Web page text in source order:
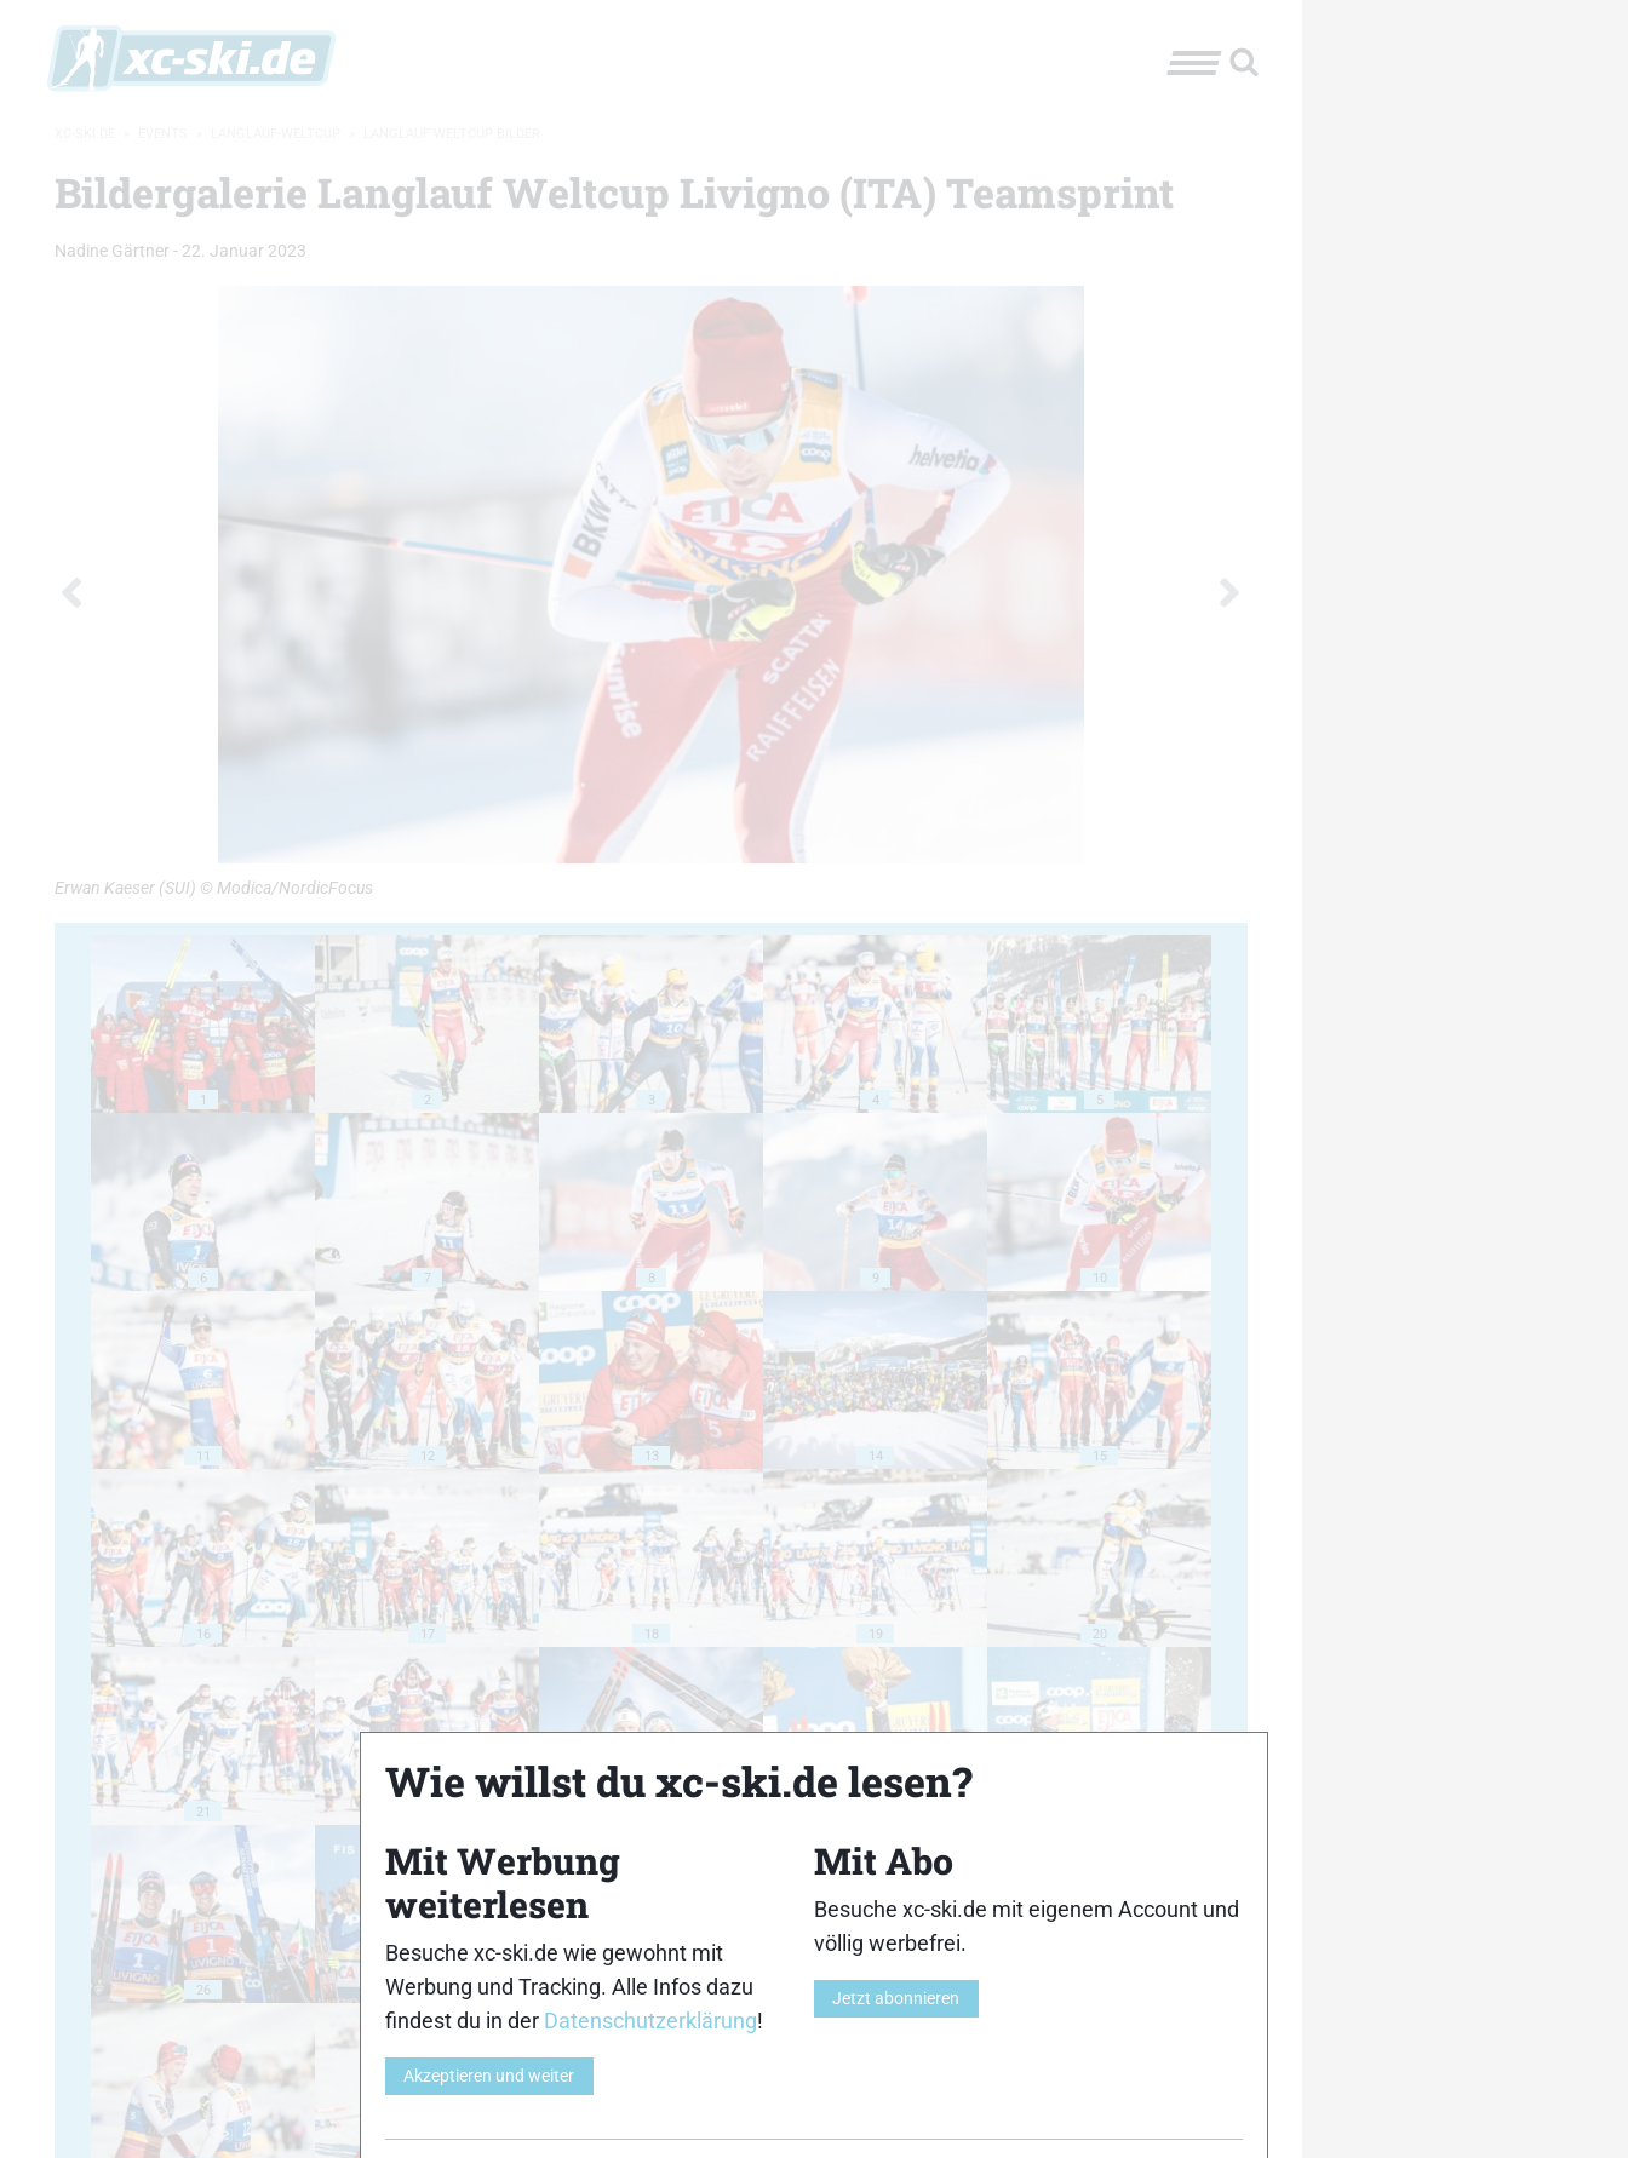
Bildergalerie Langlauf Weltcup Livigno (ITA) Teamsprint
Nadine Gärtner - 22. Januar 2023
Erwan Kaeser (SUI) © Modica/NordicFocus
1 2 3 4 5
6 7 8 9 10
11 12 13 14 15
16 17 18 19 20
21
26 27 28 29
Wie willst du xc-ski.de lesen?
Mit Werbung
weiterlesen
Besuche xc-ski.de wie gewohnt mit
Werbung und Tracking. Alle Infos dazu
findest du in der Datenschutzerklärung!
Akzeptieren und weiter
Mit Abo
Besuche xc-ski.de mit eigenem Account und
völlig werbefrei.
Jetzt abonnieren